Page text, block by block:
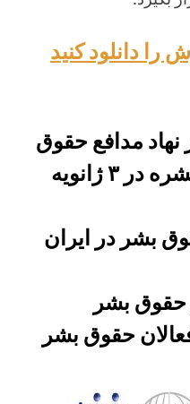
دانلود کنید
مدافع حقوق
بشر – نسخه اول منتشره در ۳ ژانویه
بشر در ایران
بشر
حقوق بشر